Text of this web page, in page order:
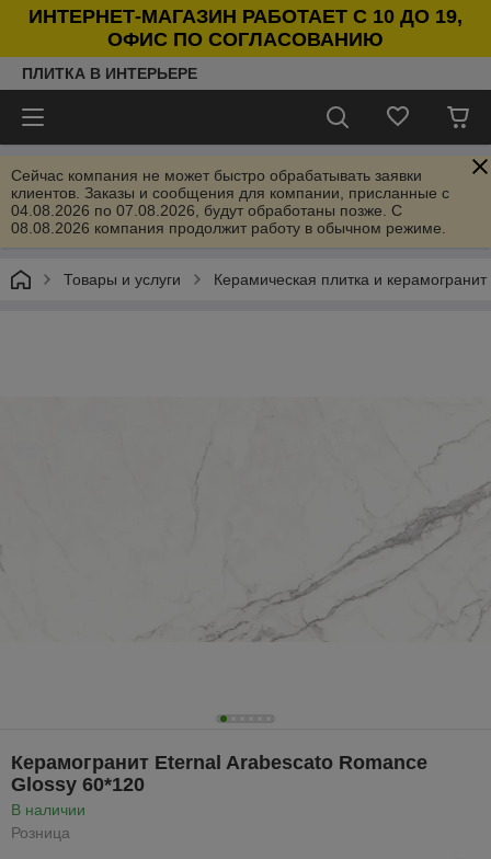
ИНТЕРНЕТ-МАГАЗИН РАБОТАЕТ С 10 ДО 19,
ОФИС ПО СОГЛАСОВАНИЮ
ПЛИТКА В ИНТЕРЬЕРЕ
Сейчас компания не может быстро обрабатывать заявки
клиентов. Заказы и сообщения для компании, присланные с
04.08.2026 по 07.08.2026, будут обработаны позже. С
08.08.2026 компания продолжит работу в обычном режиме.
Товары и услуги Керамическая плитка и
Керамогранит Eternal Arabescato Romance
Glossy 60*120
В наличии
Розница